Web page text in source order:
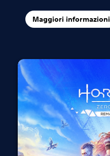
Maggiori informazioni